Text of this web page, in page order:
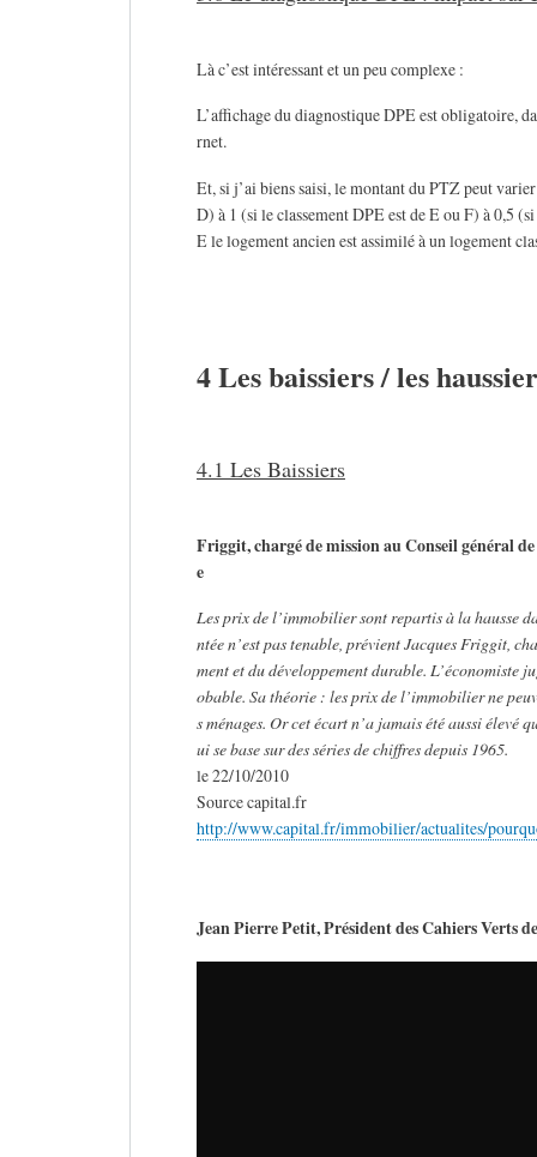
Là c’est intéressant et un peu complexe :
L’affichage du diagnostique DPE est obligatoire,
rnet.
Et, si j’ai biens saisi, le montant du PTZ peut
D) à 1 (si le classement DPE est de E ou F) à 0,5
E le logement ancien est assimilé à un logement
4 Les baissiers / les
4.1 Les Baissiers
Friggit, chargé de mission au Conseil général
e
Les prix de l’immobilier sont repartis à la hausse
ntée n’est pas tenable, prévient Jacques Friggit,
ment et du développement durable. L’économiste
obable. Sa théorie : les prix de l’immobilier ne
s ménages. Or cet écart n’a jamais été aussi élevé
ui se base sur des séries de chiffres depuis 1965.
le 22/10/2010
Source capital.fr
http://www.capital.fr/immobilier/actualites/
Jean Pierre Petit, Président des Cahiers Verts